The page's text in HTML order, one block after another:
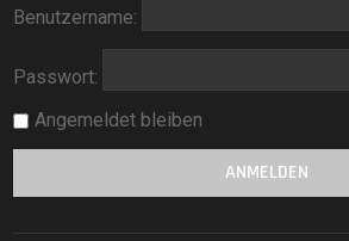
Benutzername:
Passwort:
Angemeldet bleiben